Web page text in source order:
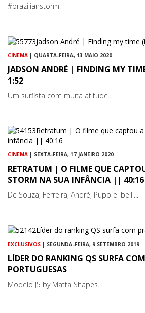
#brazilianstorm
CINEMA | QUARTA-FEIRA, 13 MAIO 2020
JADSON ANDRÉ | FINDING MY
1:52
Um surfista com muita atitude...
CINEMA | SEXTA-FEIRA, 17 JANEIRO 2020
RETRATUM | O FILME QUE
STORM NA SUA INFÂNCIA || 40:16
De Souza, Ferreira, André, Pupo e Ibelli...
EXCLUSIVOS | SEGUNDA-FEIRA, 9 SETEMBRO 2019
LÍDER DO RANKING QS SURFA
PORTUGUESAS
Modelo J5 by Matta Shapes...